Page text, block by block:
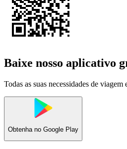
Baixe nosso aplicativo
Todas as suas necessidades de viagem
Obtenha no Google Play